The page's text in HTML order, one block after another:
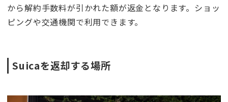
から解約手数料が引かれた額が返金となります。ショッ
ピングや交通機関で利用できます。
Suicaを返却する場所